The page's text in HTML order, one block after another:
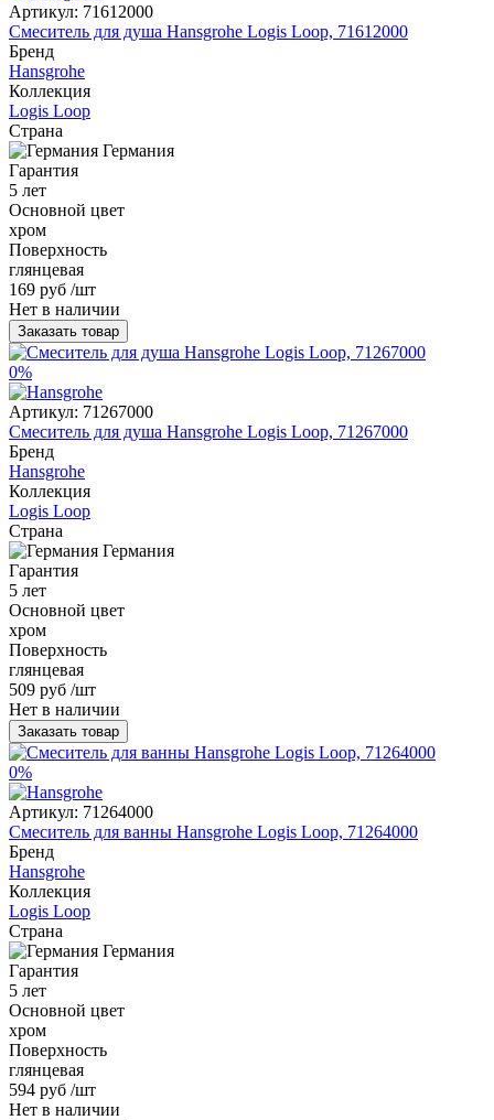
Артикул: 71612000
Смеситель для душа Hansgrohe Logis Loop, 71612000
Бренд
Hansgrohe
Коллекция
Logis Loop
Страна
Германия
Гарантия
5 лет
Основной цвет
хром
Поверхность
глянцевая
169 руб /шт
Нет в наличии
Заказать товар
0%
Артикул: 71267000
Смеситель для душа Hansgrohe Logis Loop, 71267000
Бренд
Hansgrohe
Коллекция
Logis Loop
Страна
Германия
Гарантия
5 лет
Основной цвет
хром
Поверхность
глянцевая
509 руб /шт
Нет в наличии
Заказать товар
0%
Артикул: 71264000
Смеситель для ванны Hansgrohe Logis Loop, 71264000
Бренд
Hansgrohe
Коллекция
Logis Loop
Страна
Германия
Гарантия
5 лет
Основной цвет
хром
Поверхность
глянцевая
594 руб /шт
Нет в наличии